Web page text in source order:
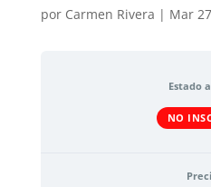
por Carmen Rivera | Mar
Estado
NO